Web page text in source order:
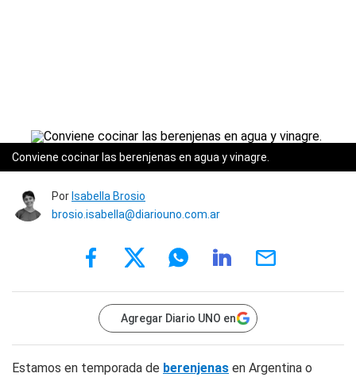
Conviene cocinar las berenjenas en agua y vinagre.
Por Isabella Brosio
brosio.isabella@diariouno.com.ar
Agregar Diario UNO en
Estamos en temporada de berenjenas en Argentina o